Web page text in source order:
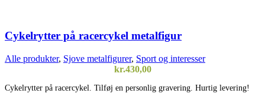
Cykelrytter på racercykel metalfigur
Alle produkter, Sjove metalfigurer, Sport og interesser
kr.430,00
Cykelrytter på racercykel. Tilføj en personlig gravering. Hurtig levering!